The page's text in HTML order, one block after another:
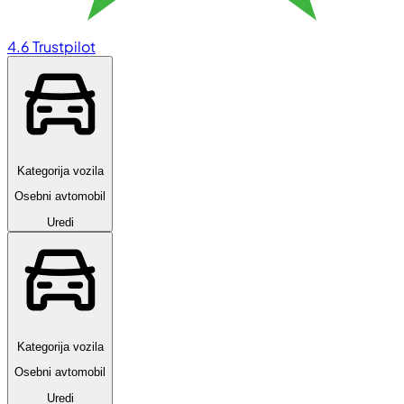
4.6Trustpilot
Kategorija vozila
Osebni avtomobil
Uredi
Kategorija vozila
Osebni avtomobil
Uredi